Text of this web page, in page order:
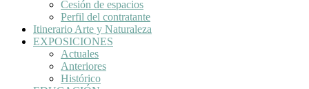
Cesión de espacios
Perfil del contratante
Itinerario Arte y Naturaleza
EXPOSICIONES
Actuales
Anteriores
Histórico